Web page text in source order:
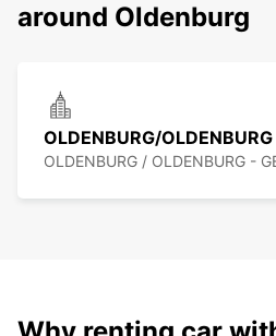
around Oldenburg
OLDENBURG/OLDENBURG
OLDENBURG / OLDENBURG -